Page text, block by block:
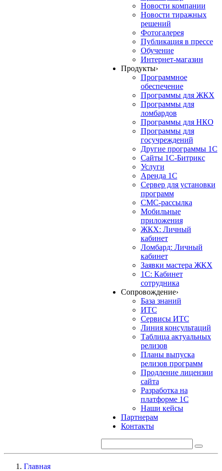
Новости компании
Новости тиражных
решений
Фотогалерея
Публикация в прессе
Обучение
Интернет-магазин
Продукты›
Программное
обеспечение
Программы для ЖКХ
Программы для
ломбардов
Программы для НКО
Программы для
госучреждений
Другие программы 1С
Сайты 1С-Битрикс
Услуги
Аренда 1С
Сервер для установки
программ
СМС-рассылка
Мобильные
приложения
ЖКХ: Личный
кабинет
Ломбард: Личный
кабинет
Заявки мастера ЖКХ
1С: Кабинет
сотрудника
Сопровождение›
База знаний
ИТС
Сервисы ИТС
Линия консультаций
Таблица актуальных
релизов
Планы выпуска
релизов программ
Продление лицензии
сайта
Разработка на
платформе 1С
Наши кейсы
Партнерам
Контакты
Главная